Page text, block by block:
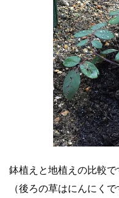
鉢植えと地植えの比較で
（後ろの草はにんにくで